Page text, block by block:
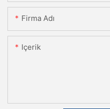
Firma Adı
Içerik